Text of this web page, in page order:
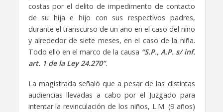
costas por el delito de impedimento de contacto
de su hija e hijo con sus respectivos padres,
durante el transcurso de un año en el caso del niño
y alrededor de siete meses, en el caso de la niña.
Todo ello en el marco de la causa “S.P., A.P. s/ inf.
art. 1 de la Ley 24.270”.
La magistrada señaló que a pesar de las distintas
audiencias llevadas a cabo por el Juzgado para
intentar la revinculación de los niños, L.M. (9 años)